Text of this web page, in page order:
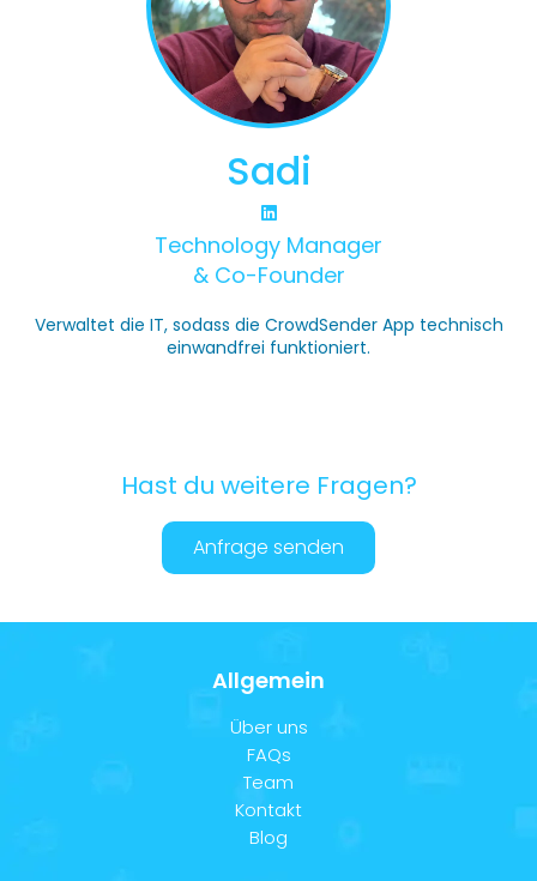
Sadi
Technology Manager
& Co-Founder
Verwaltet die IT, sodass die CrowdSender App technisch
einwandfrei funktioniert.
Hast du weitere Fragen?
Anfrage senden
Allgemein
Über uns
FAQs
Team
Kontakt
Blog